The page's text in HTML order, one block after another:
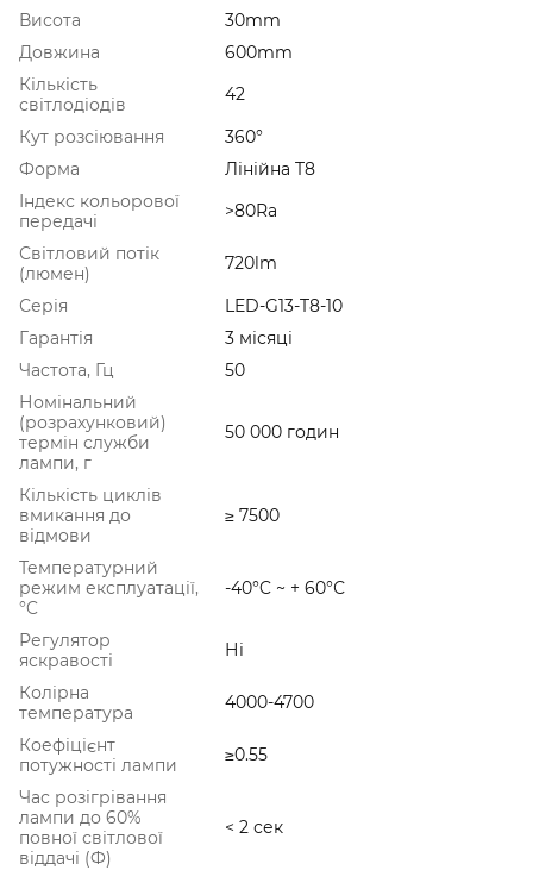
Висота
30mm
Довжина
600mm
Кількість
світлодіодів
42
Кут розсіювання
360°
Форма
Лінійна T8
Індекс кольорової
передачі
>80Ra
Світловий потік
(люмен)
720lm
Серія
LED-G13-T8-10
Гарантія
3 місяці
Частота, Гц
50
Номінальний
(розрахунковий)
термін служби
лампи, г
50 000 годин
Кількість циклів
вмикання до
відмови
≥ 7500
Температурний
режим експлуатації,
°C
-40°C ~ + 60°С
Регулятор
яскравості
Ні
Колірна
температура
4000-4700
Коефіцієнт
потужності лампи
≥0.55
Час розігрівання
лампи до 60%
повної світлової
віддачі (Ф)
< 2 сек